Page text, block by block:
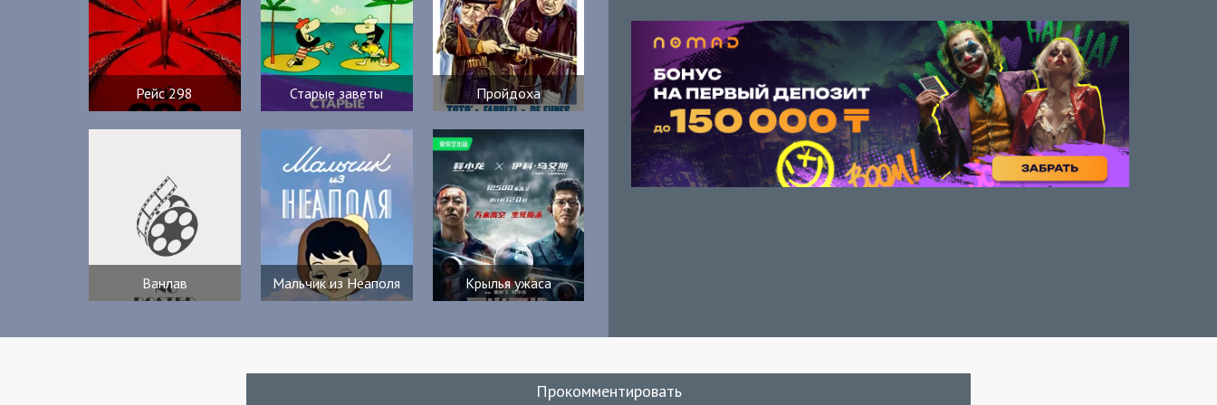
Рейс 298 Старые заветы Пройдоха
Ванлав Мальчик из Неаполя Крылья ужаса
Прокомментировать